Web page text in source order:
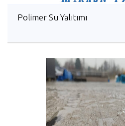
Polimer Su Yalıtımı